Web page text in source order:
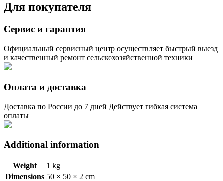
Для покупателя
Сервис и гарантия
Официальный сервисный центр осуществляет быстрый выезд
и качественный ремонт сельскохозяйственной техники
Оплата и доставка
Доставка по России до 7 дней Действует гибкая система
оплаты
Additional information
Weight
1 kg
Dimensions 50 × 50 × 2 cm